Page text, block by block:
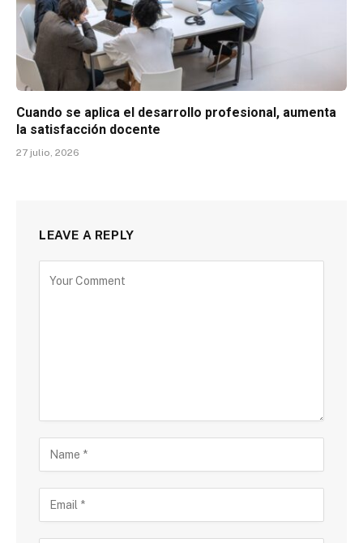
Cuando se aplica el desarrollo profesional, aumenta
la satisfacción docente
27 julio, 2026
LEAVE A REPLY